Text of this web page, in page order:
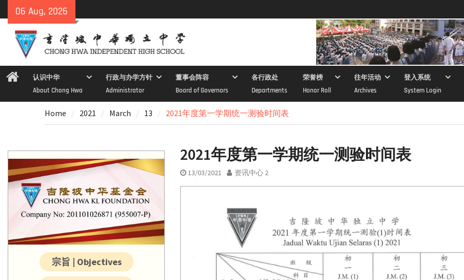
to
content
06 Aug, 2026
Home认识中华
About Chong Hwa
行政与办学方针
Administrator
董事会阵容
Board of Governors
各行政处
Departments
荣誉榜
Honor Roll
往年活动
Archives
登入系统
System Login
Home 2021 March 13 2021年度第一学期统一测验时间表
2021年度第一学期统一测验时间表
13/03/2021 资讯中心 2
宗旨 | Objectives